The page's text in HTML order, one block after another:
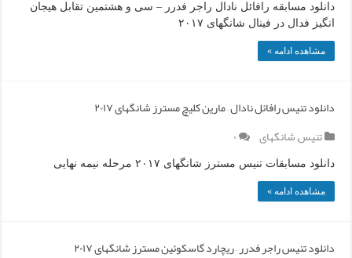
دانلود مسابقه رافائل نادال راجر فدرر – سی و هشتمین تقابل هیجان
انگیز فدال در فینال شانگهای ۲۰۱۷
مشاهده ادامه »
دانلود تنیس رافائل نادال – مارین کلیچ مسترز شانگهای ۲۰۱۷
تنیس,شانگهای ۰
دانلود مسابقات تنیس مسترز شانگهای ۲۰۱۷ مرحله نیمه نهایی
مشاهده ادامه »
دانلود تنیس راجر فدرر – ریچارد گاسکوئین مسترز شانگهای ۲۰۱۷